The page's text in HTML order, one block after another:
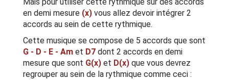
en demi mesure (x) vous allez devoir intégrer 2
accords au sein de cette rythmique.
Cette musique se compose de 5 accords que sont
G - D - E - Am et D7 dont 2 accords en demi
mesure que sont G(x) et D(x) que vous devrez
regrouper au sein de la rythmique comme ceci :